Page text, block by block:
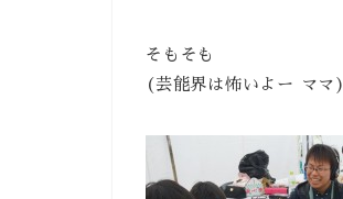
そもそも
(芸能界は怖いよー ママ)